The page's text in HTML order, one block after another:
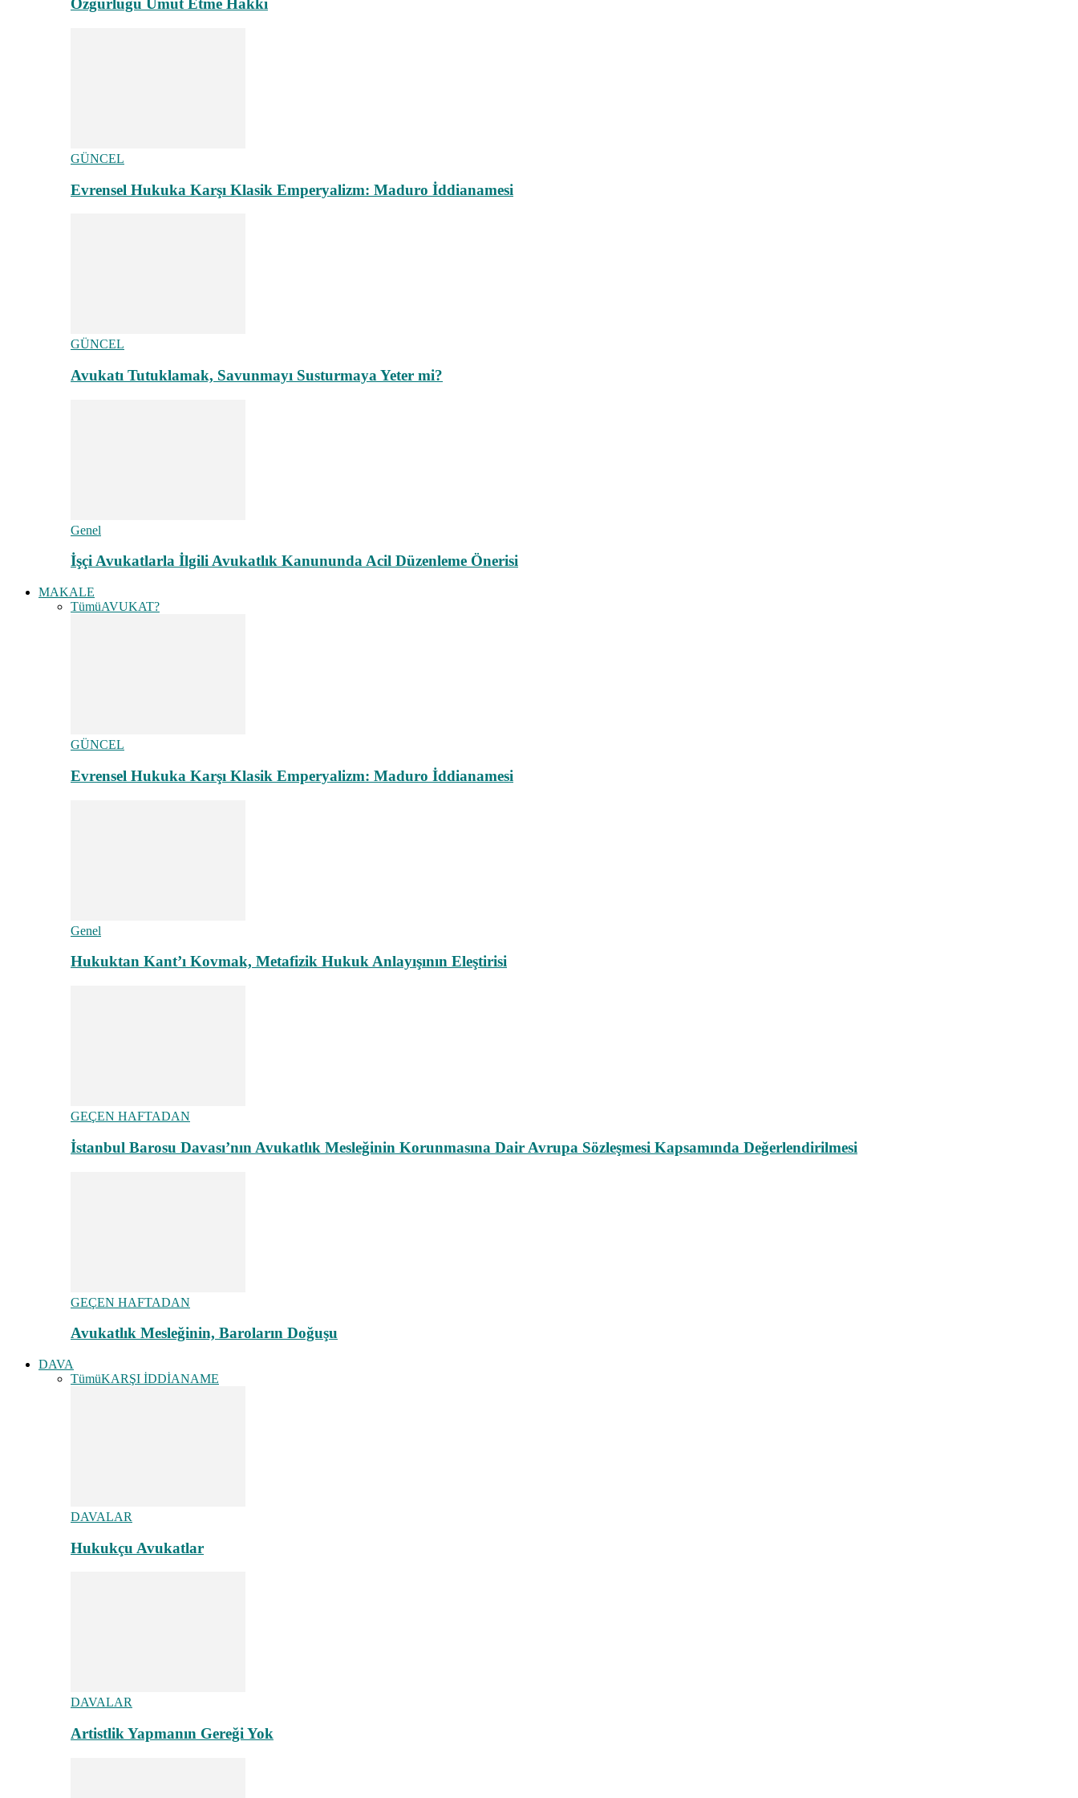
Özgürlüğü Umut Etme Hakkı
GÜNCEL
Evrensel Hukuka Karşı Klasik Emperyalizm: Maduro İddianamesi
GÜNCEL
Avukatı Tutuklamak, Savunmayı Susturmaya Yeter mi?
Genel
İşçi Avukatlarla İlgili Avukatlık Kanununda Acil Düzenleme Önerisi
MAKALE
TümüAVUKAT?
GÜNCEL
Evrensel Hukuka Karşı Klasik Emperyalizm: Maduro İddianamesi
Genel
Hukuktan Kant’ı Kovmak, Metafizik Hukuk Anlayışının Eleştirisi
GEÇEN HAFTADAN
İstanbul Barosu Davası’nın Avukatlık Mesleğinin Korunmasına Dair Avrupa Sözleşmesi Kapsamında Değerlendirilmesi
GEÇEN HAFTADAN
Avukatlık Mesleğinin, Baroların Doğuşu
DAVA
TümüKARŞI İDDİANAME
DAVALAR
Hukukçu Avukatlar
DAVALAR
Artistlik Yapmanın Gereği Yok